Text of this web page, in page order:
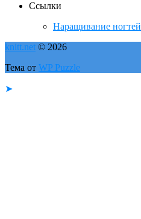
Ссылки
Наращивание ногтей
knitt.net © 2026
Тема от WP Puzzle
➤